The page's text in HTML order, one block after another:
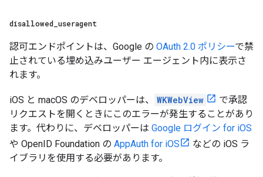
disallowed useragent
認可エンドポイントは、Google の OAuth 2.0 ポリシーで禁
止されている埋め込みユーザー エージェント内に表示さ
れます。
iOS と macOS のデベロッパーは、 WKWebView
で承認
リクエストを開くときにこのエラーが発生することがあり
ます。代わりに、デベロッパーは Google ログイン for iOS
や OpenID Foundation の AppAuth for iOS
などの iOS ラ
イブラリを使用する必要があります。